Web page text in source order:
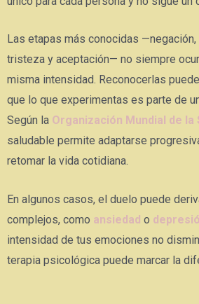
Las etapas más conocidas —negación,
tristeza y aceptación— no siempre
misma intensidad. Reconocerlas
que lo que experimentas es parte de
Según la Organización Mundial de la
saludable permite adaptarse
retomar la vida cotidiana.
En algunos casos, el duelo puede
complejos, como ansiedad o
intensidad de tus emociones no
terapia psicológica puede marcar la